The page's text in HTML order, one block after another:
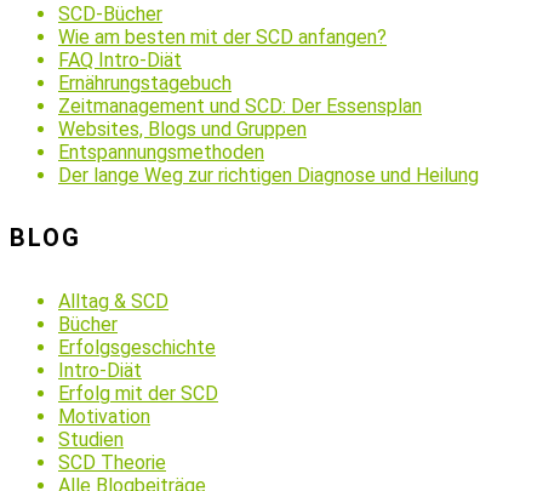
SCD-Bücher
Wie am besten mit der SCD anfangen?
FAQ Intro-Diät
Ernährungstagebuch
Zeitmanagement und SCD: Der Essensplan
Websites, Blogs und Gruppen
Entspannungsmethoden
Der lange Weg zur richtigen Diagnose und Heilung
BLOG
Alltag & SCD
Bücher
Erfolgsgeschichte
Intro-Diät
Erfolg mit der SCD
Motivation
Studien
SCD Theorie
Alle Blogbeiträge